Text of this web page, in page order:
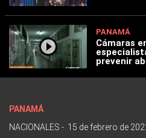
PANAMÁ
Cámaras
prevenir
PANAMÁ
NACIONALES - 15 de febrero de